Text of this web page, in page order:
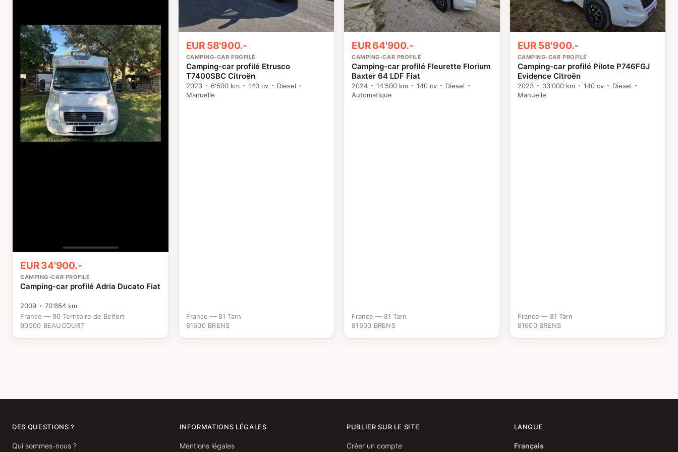
EUR 34'900.-
CAMPING-CAR PROFILÉ
Camping-car profilé Adria Ducato Fiat
2009
70'854 km
France — 90 Territoire de Belfort
90500 BEAUCOURT
EUR 58'900.-
CAMPING-CAR PROFILÉ
Camping-car profilé Etrusco
T7400SBC Citroën
2023 6'500 km 140 cv
Diesel
Manuelle
France — 81 Tarn
81600 BRENS
EUR 64'900.-
CAMPING-CAR PROFILÉ
Camping-car profilé Fleurette Florium
Baxter 64 LDF Fiat
2024 14'500 km 140 cv
Diesel
Automatique
France — 81 Tarn
81600 BRENS
EUR 58'900.-
CAMPING-CAR PROFILÉ
Camping-car profilé Pilote P746FGJ
Evidence Citroën
2023 33'000 km 140 cv
Diesel
Manuelle
France — 81 Tarn
81600 BRENS
DES QUESTIONS ?
Qui sommes-nous ?
INFORMATIONS LÉGALES
Mentions légales
PUBLIER SUR LE SITE
Créer un compte
LANGUE
Français